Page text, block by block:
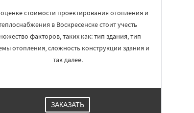
стоимости проектирования отопления и
в Воскресенске стоит учесть
факторов, таких как: тип здания, тип
отопления, сложность конструкции здания и
так далее.
ЗАКАЗАТЬ